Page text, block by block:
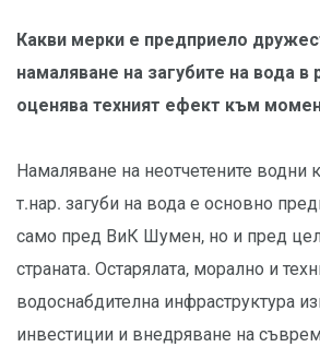
Какви мерки е предприело
намаляване на загубите на вода в
оценява техният ефект към
Намаляване на неотчетените водни
т.нар. загуби на вода е основно
само пред ВиК Шумен, но и пред
страната. Остарялата, морално и
водоснабдителна инфраструктура
инвестиции и внедряване на